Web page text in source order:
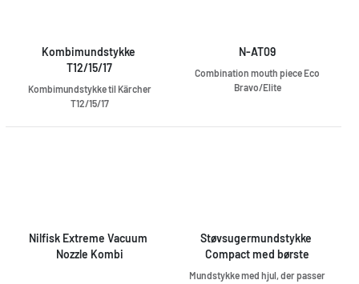
Kombimundstykke
T12/15/17
Kombimundstykke til Kärcher
T12/15/17
N-AT09
Combination mouth piece Eco
Bravo/Elite
Nilfisk Extreme Vacuum
Nozzle Kombi
Støvsugermundstykke
Compact med børste
Mundstykke med hjul, der passer